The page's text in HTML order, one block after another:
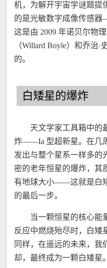
机，为解开宇宙学谜题提
的是光敏数字成像传感
这是由 2009 年诺贝尔物
（Willard Boyle）和乔治·
的。
白矮星的爆炸
天文学家工具箱中的
炸——Ia 型超新星。在几
发出与整个星系一样多的
密的老年恒星的爆炸，其
有地球大小——这就是白
的最后一步。
当一颗恒星的核心能
反应中燃烧殆尽时，白矮
同样，在遥远的未来，我
却，最终成为一颗白矮星。